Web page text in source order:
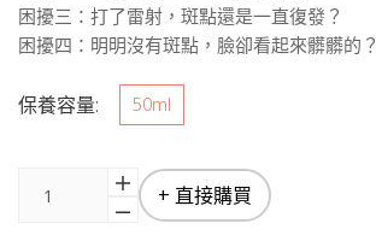
困擾三：打了雷射，斑點還是一直復發？
困擾四：明明沒有斑點，臉卻看起來髒髒的？
保養容量: 50ml
+ 直接購買